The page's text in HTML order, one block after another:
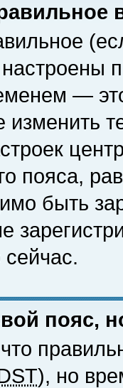
—
пояса,
быть
пояс,
), но